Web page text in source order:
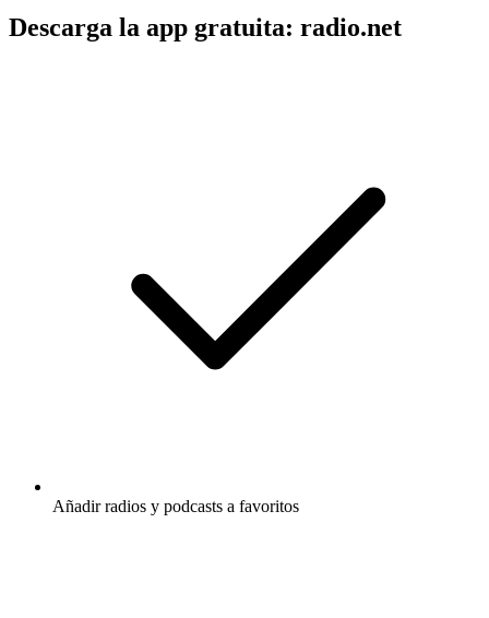
Descarga la app gratuita: radio.net
Añadir radios y podcasts a favoritos